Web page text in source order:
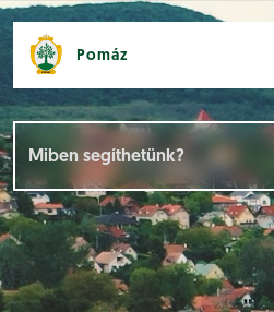
Pomáz
Események []
Dokumentumok [ ]